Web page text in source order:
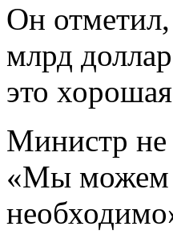
Он
млрд
это
Министр не
«Мы можем